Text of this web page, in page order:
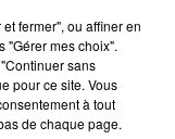
fermer", ou affiner en
"Gérer mes choix".
sans
pour ce site. Vous
à tout
de chaque page.